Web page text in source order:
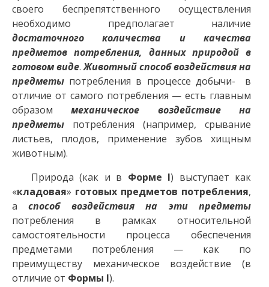
своего беспрепятственного осуществления
необходимо предполагает наличие
достаточного количества и качества
предметов потребления, данных природой в
готовом виде.Животный способ воздействия на
предметы потребления в процессе добычи- в
отличие от самого потребления — есть главным
образоммеханическое воздействие на
предметы потребления (например, срывание
листьев, плодов, применение зубов хищным
животным).
Природа (как и в Форме I) выступает как
«кладовая» готовых предметов потребления,
аспособ воздействия на эти предметы
потребления в рамках относительной
самостоятельности процесса обеспечения
предметами потребления — как по
преимуществу механическое воздействие (в
отличие от Формы I).